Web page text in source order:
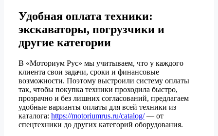
Удобная оплата техники:
экскаваторы, погрузчики и
другие категории
В «Моториум Рус» мы учитываем, что у каждого
клиента свои задачи, сроки и финансовые
возможности. Поэтому выстроили систему оплаты
так, чтобы покупка техники проходила быстро,
прозрачно и без лишних согласований, предлагаем
удобные варианты оплаты для всей техники из
каталога: https://motoriumrus.ru/catalog/— от
спецтехники до других категорий оборудования.